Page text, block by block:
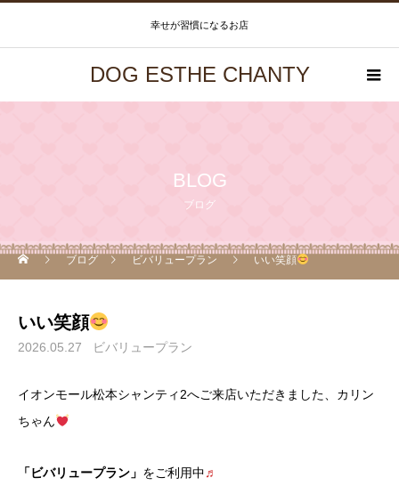
幸せが習慣になるお店
DOG ESTHE CHANTY
BLOG
ブログ
ブログ ビバリュープラン いい笑顔
いい笑顔
2026.05.27 ビバリュープラン
イオンモール松本シャンティ2へご来店いただきました、カリン
ちゃん
「ビバリュープラン」 をご利用中♬